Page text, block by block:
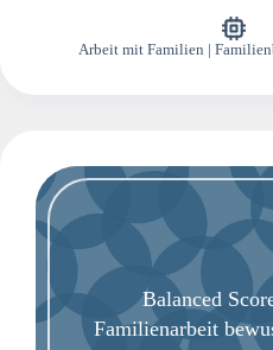
Arbeit mit Familien |
Balanced
Familienarbeit